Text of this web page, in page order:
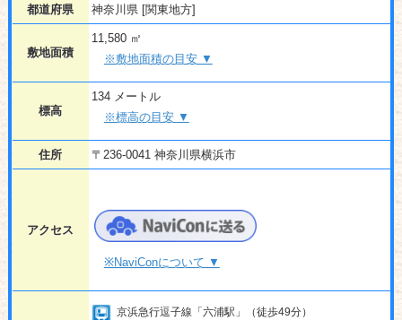
都道府県 神奈川県 [関東地方]
敷地面積
11,580 ㎡
※敷地面積の目安 ▼
標高
134 メートル
※標高の目安 ▼
住所 〒236-0041 神奈川県横浜市
アクセス
※NaviConについて ▼
京浜急行逗子線「六浦駅」（徒歩49分）